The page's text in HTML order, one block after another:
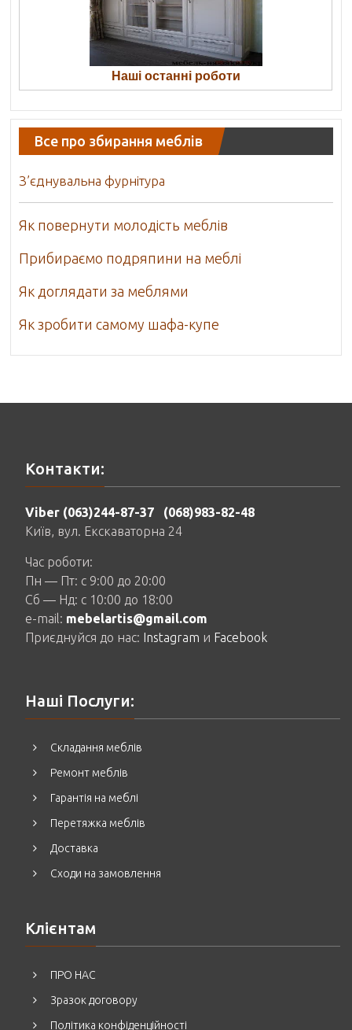
Наші останні роботи
Все про збирання меблів
З’єднувальна фурнітура
Як повернути молодість меблів
Прибираємо подряпини на меблі
Як доглядати за меблями
Як зробити самому шафа-купе
Контакти:
Viber (063)244-87-37
(068)983-82-48
Київ, вул. Екскаваторна 24
Час роботи:
Пн — Пт: c 9:00 до 20:00
Сб — Нд: c 10:00 до 18:00
e-mail: mebelartis@gmail.com
Приєднуйся до нас: Instagram и Facebook
Наші Послуги:
Складання меблів
Ремонт меблів
Гарантія на меблі
Перетяжка меблів
Доставка
Сходи на замовлення
Клієнтам
ПРО НАС
Зразок договору
Політика конфіденційності